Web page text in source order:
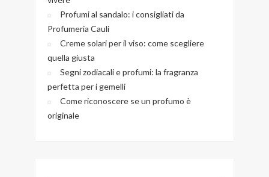
Profumi al sandalo: i consigliati da
Profumeria Cauli
Creme solari per il viso: come scegliere
quella giusta
Segni zodiacali e profumi: la fragranza
perfetta per i gemelli
Come riconoscere se un profumo è
originale